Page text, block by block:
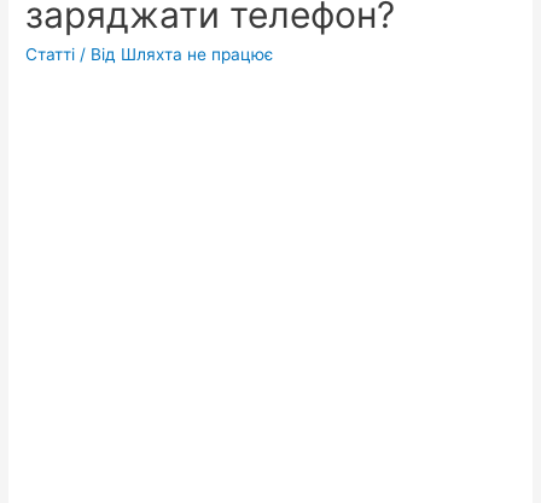
заряджати телефон?
Статті / Від Шляхта не працює